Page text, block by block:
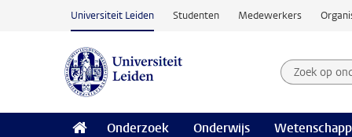
Ga naar hoofdinhoud
Universiteit Leiden Studenten Medewerkers
Zoek op
Zoekterm
Onderzoek Onderwijs